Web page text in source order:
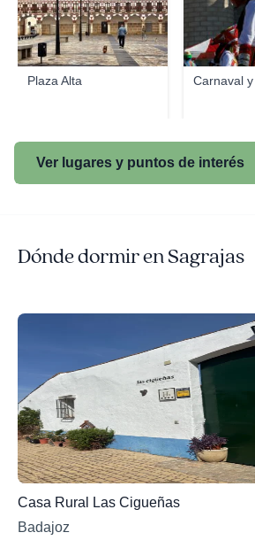
Plaza Alta Carnaval
Ver lugares y puntos de interés
Dónde dormir en Sagrajas
Casa Rural Las Cigueñas
Badajoz